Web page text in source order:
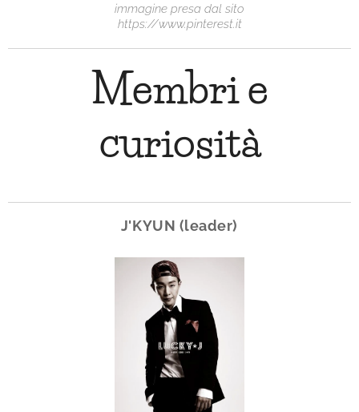
immagine presa dal sito
https://www.pinterest.it
Membri e
curiosità
J'KYUN (leader)